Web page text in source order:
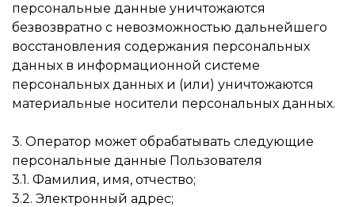
персональные данные уничтожаются
безвозвратно с невозможностью дальнейшего
восстановления содержания персональных
данных в информационной системе
персональных данных и (или) уничтожаются
материальные носители персональных данных.
3. Оператор может обрабатывать следующие
персональные данные Пользователя
3.1. Фамилия, имя, отчество;
3.2. Электронный адрес;